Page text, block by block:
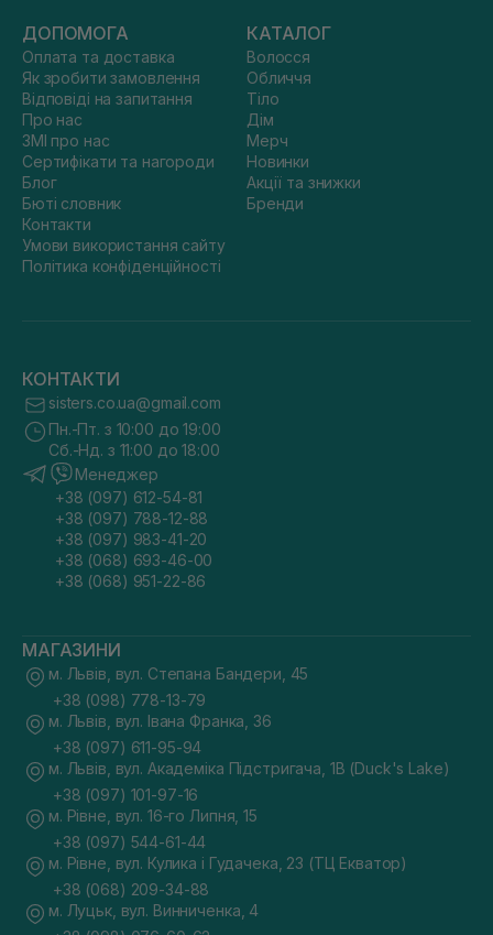
ДОПОМОГА
Оплата та доставка
Як зробити замовлення
Відповіді на запитання
Про нас
ЗМІ про нас
Сертифікати та нагороди
Блог
Бюті словник
Контакти
Умови використання сайту
Політика конфіденційності
КАТАЛОГ
Волосся
Обличчя
Тіло
Дім
Мерч
Новинки
Акції та знижки
Бренди
КОНТАКТИ
sisters.co.ua@gmail.com
Пн.-Пт. з 10:00 до 19:00
Сб.-Нд. з 11:00 до 18:00
Менеджер
+38 (097) 612-54-81
+38 (097) 788-12-88
+38 (097) 983-41-20
+38 (068) 693-46-00
+38 (068) 951-22-86
МАГАЗИНИ
м. Львів, вул. Степана Бандери, 45
+38 (098) 778-13-79
м. Львів, вул. Івана Франка, 36
+38 (097) 611-95-94
м. Львів, вул. Академіка Підстригача, 1В (Duck's Lake)
+38 (097) 101-97-16
м. Рівне, вул. 16-го Липня, 15
+38 (097) 544-61-44
м. Рівне, вул. Кулика і Гудачека, 23 (ТЦ Екватор)
+38 (068) 209-34-88
м. Луцьк, вул. Винниченка, 4